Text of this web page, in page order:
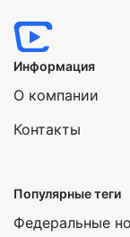
Информация
О компании
Контакты
Популярные теги
Федеральные